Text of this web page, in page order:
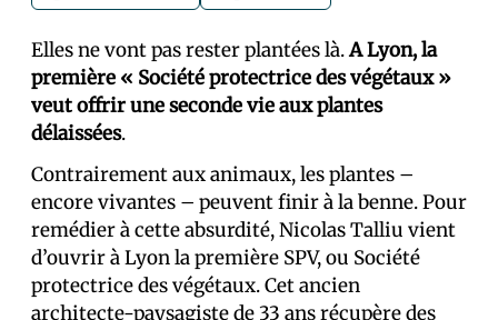
Elles ne vont pas rester plantées là.A Lyon, la
première « Société protectrice des végétaux »
veut offrir une seconde vie aux plantes
délaissées.
Contrairement aux animaux, les plantes –
encore vivantes – peuvent finir à la benne. Pour
remédier à cette absurdité, Nicolas Talliu vient
d’ouvrir à Lyon la première SPV, ou Société
protectrice des végétaux. Cet ancien
architecte-paysagiste de 33 ans récupère des